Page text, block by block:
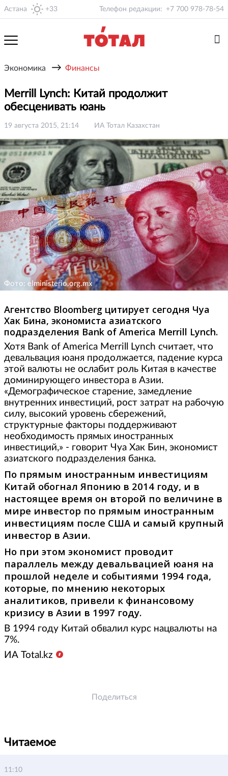
Астана +33 Телефон редакции: +7 700 978-78-54
Экономика → Финансы
Merrill Lynch: Китай продолжит
обесценивать юань
19 августа 2015, 21:14 ИА Тотал Казахстан
Фото: elministerio.org.mx
Агентство Bloomberg цитирует сегодня Чуа
Хак Бина, экономиста азиатского
подразделения Bank of America Merrill Lynch.
Хотя Bank of America Merrill Lynch считает, что
девальвация юаня продолжается, падение курса
этой валюты не ослабит роль Китая в качестве
доминирующего инвестора в Азии.
«Демографическое старение, замедление
внутренних инвестиций, рост затрат на рабочую
силу, высокий уровень сбережений,
структурные факторы поддерживают
необходимость прямых иностранных
инвестиций,» - говорит Чуа Хак Бин, экономист
азиатского подразделения банка.
По прямым иностранным инвестициям
Китай обогнал Японию в 2014 году, и в
настоящее время он второй по величине в
мире инвестор по прямым иностранным
инвестициям после США и самый крупный
инвестор в Азии.
Но при этом экономист проводит
параллель между девальвацией юаня на
прошлой неделе и событиями 1994 года,
которые, по мнению некоторых
аналитиков, привели к финансовому
кризису в Азии в 1997 году.
В 1994 году Китай обвалил курс нацвалюты на
7%.
ИА
Total .kz
Поделиться
Читаемое
11:10